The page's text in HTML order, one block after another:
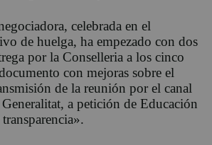
celebrada en el
de huelga, ha empezado con dos
por la Conselleria a los cinco
con mejoras sobre el
de la reunión por el canal
a petición de Educación